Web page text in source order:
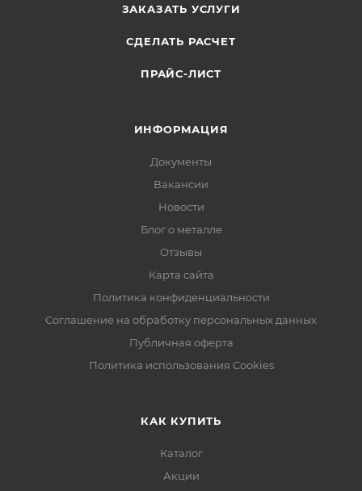
ЗАКАЗАТЬ УСЛУГИ
СДЕЛАТЬ РАСЧЕТ
ПРАЙС-ЛИСТ
ИНФОРМАЦИЯ
Документы
Вакансии
Новости
Блог о металле
Отзывы
Карта сайта
Политика конфиденциальности
Соглашение на обработку персональных данных
Публичная оферта
Политика использования Cookies
КАК КУПИТЬ
Каталог
Акции